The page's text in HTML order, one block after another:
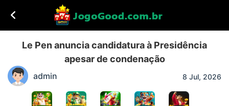
Le Pen anuncia candidatura à Presidência
apesar de condenação
admin 8 Jul, 2026